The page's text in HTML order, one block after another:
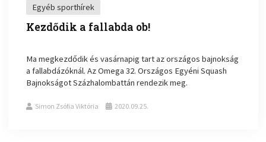
Egyéb sporthírek
Kezdődik a fallabda ob!
Ma megkezdődik és vasárnapig tart az országos bajnokság
a fallabdázóknál. Az Omega 32. Országos Egyéni Squash
Bajnokságot Százhalombattán rendezik meg.
Simon Zsófia Viktória 2020.09.25.